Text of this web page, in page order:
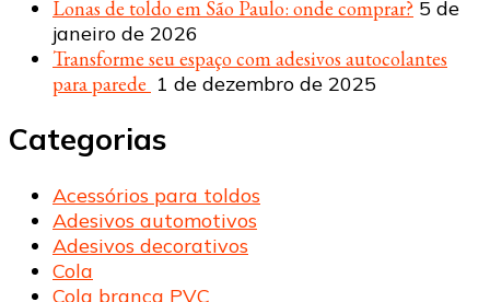
Lonas de toldo em São Paulo: onde comprar? 5 de
janeiro de 2026
Transforme seu espaço com adesivos autocolantes
para parede 1 de dezembro de 2025
Categorias
Acessórios para toldos
Adesivos automotivos
Adesivos decorativos
Cola
Cola branca PVC